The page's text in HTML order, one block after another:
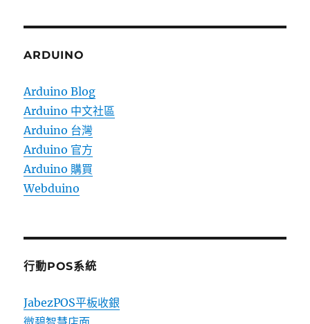
ARDUINO
Arduino Blog
Arduino 中文社區
Arduino 台灣
Arduino 官方
Arduino 購買
Webduino
行動POS系統
JabezPOS平板收銀